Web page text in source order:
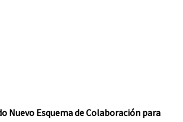
Nuevo Esquema de Colaboración para